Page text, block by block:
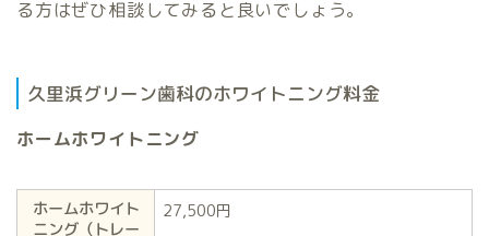
る方はぜひ相談してみると良いでしょう。
久里浜グリーン歯科のホワイトニング料金
ホームホワイトニング
ホームホワイト
ニング（トレー
27,500円